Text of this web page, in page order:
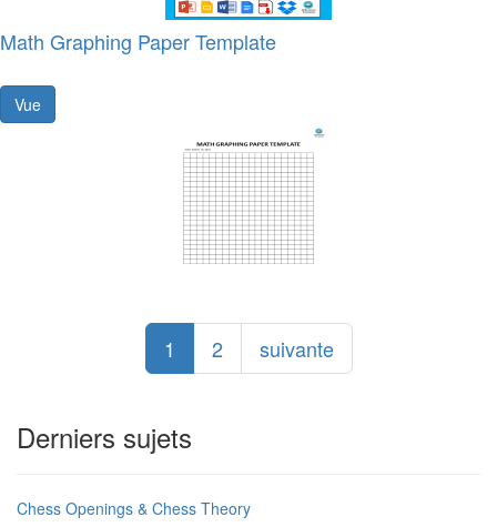
Math Graphing Paper Template
Vue
1 2 suivante
Derniers sujets
Chess Openings & Chess Theory